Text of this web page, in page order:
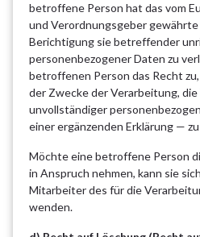
betroffene Person hat das vom
und Verordnungsgeber
Berichtigung sie betreffender
personenbezogener Daten zu
betroffenen Person das Recht
der Zwecke der Verarbeitung,
unvollständiger
einer ergänzenden Erklärung —
Möchte eine betroffene Person
in Anspruch nehmen, kann sie
Mitarbeiter des für die
wenden.